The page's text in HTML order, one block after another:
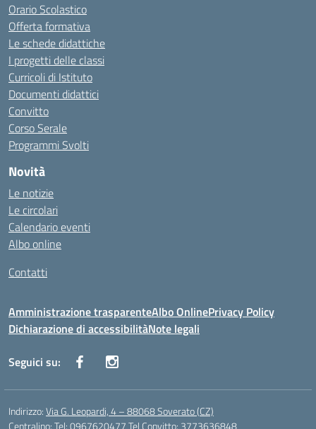
Orario Scolastico
Offerta formativa
Le schede didattiche
I progetti delle classi
Curricoli di Istituto
Documenti didattici
Convitto
Corso Serale
Programmi Svolti
Novità
Le notizie
Le circolari
Calendario eventi
Albo online
Contatti
Amministrazione trasparenteAlbo OnlinePrivacy Policy
Dichiarazione di accessibilitàNote legali
Seguici su:
Indirizzo:Via G. Leopardi, 4 – 88068 Soverato (CZ)
Centralino:Tel: 0967620477 Tel Convitto: 3773636848